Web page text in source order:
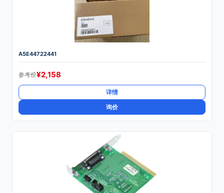
A5E44722441
参考价¥2,158
详情
询价